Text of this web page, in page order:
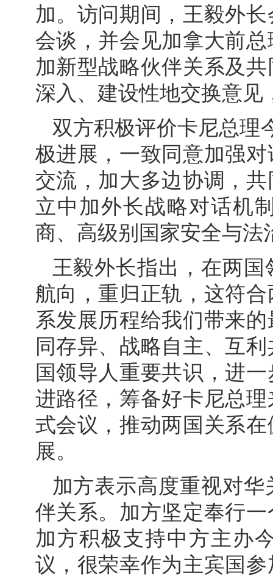
加。访问期间，王毅外
会谈，并会见加拿大前
加新型战略伙伴关系及
深入、建设性地交换意见
双方积极评价卡尼总理
极进展，一致同意加强
交流，加大多边协调，
立中加外长战略对话机
商、高级别国家安全与法
王毅外长指出，在两
航向，重归正轨，这符
系发展历程给我们带来
同存异、战略自主、互
国领导人重要共识，进
进路径，筹备好卡尼总
式会议，推动两国关系
展。
加方表示高度重视对
伴关系。加方坚定奉行
加方积极支持中方主办
议，很荣幸作为主宾国